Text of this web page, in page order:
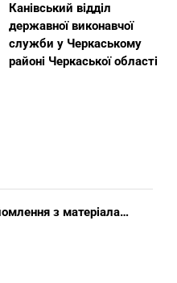
Канівський відділ
державної виконавчої
служби у Черкаському
районі Черкаської області
Заява про ознайомлення з матеріалами виконавчого провадження (зразок, шаблон 2025 року)